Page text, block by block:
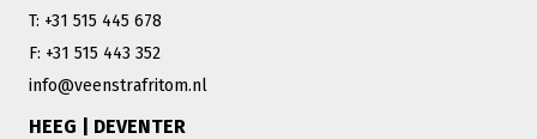
T: +31 515 445 678
F: +31 515 443 352
info@veenstrafritom.nl
HEEG | DEVENTER